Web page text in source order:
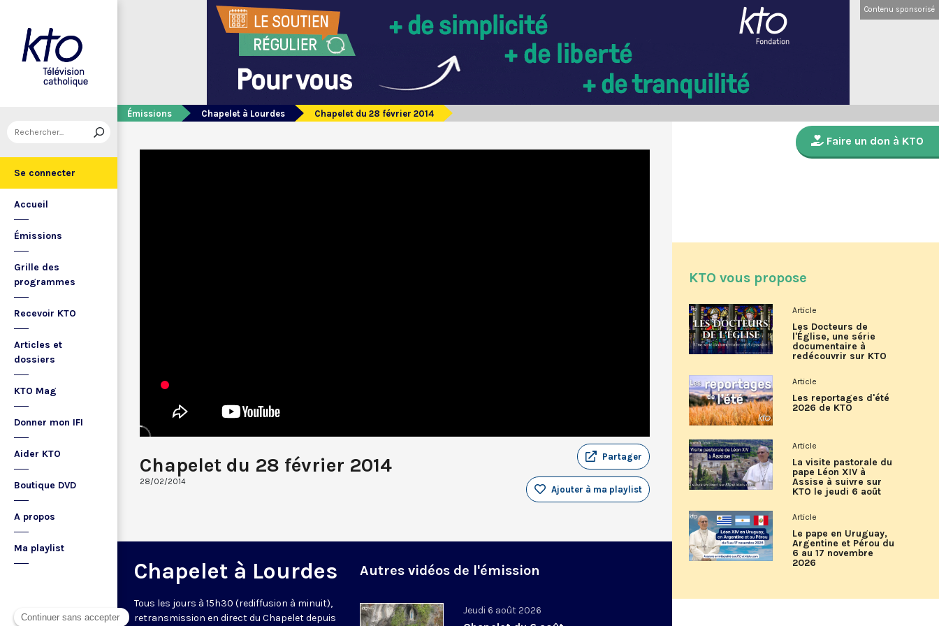
Se connecter
Accueil
Émissions
Grille des
programmes
Recevoir KTO
Articles et
dossiers
KTO Mag
Donner mon IFI
Aider KTO
Boutique DVD
A propos
Ma playlist
Contenu sponsorisé
Émissions Chapelet à Lourdes Chapelet du 28 février 2014
Chapelet du 28 février 2014
28/02/2014
Partager
Ajouter à ma playlist
Chapelet à Lourdes
Tous les jours à 15h30 (rediffusion à minuit),
retransmission en direct du Chapelet depuis
Autres vidéos de l'émission
Jeudi 6 août 2026
Faire un don à KTO
KTO vous propose
Article
Les Docteurs de
l'Église, une série
documentaire à
redécouvrir sur KTO
Article
Les reportages d'été
2026 de KTO
Article
La visite pastorale du
pape Léon XIV à
Assise à suivre sur
KTO le jeudi 6 août
Article
Le pape en Uruguay,
Argentine et Pérou du
6 au 17 novembre
2026